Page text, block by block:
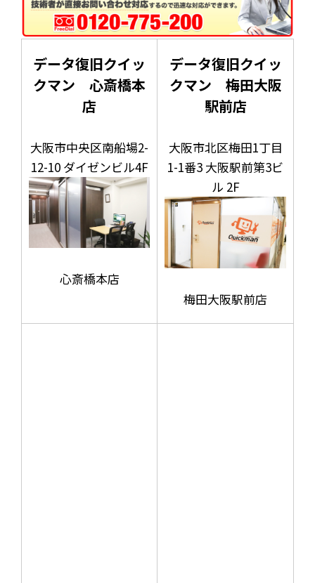
データ復旧クイッ
クマン 心斎橋本
店
大阪市中央区南船場2-
12-10 ダイゼンビル4F
心斎橋本店
データ復旧クイッ
クマン 梅田大阪
駅前店
大阪市北区梅田1丁目
1-1番3 大阪駅前第3ビ
ル 2F
梅田大阪駅前店